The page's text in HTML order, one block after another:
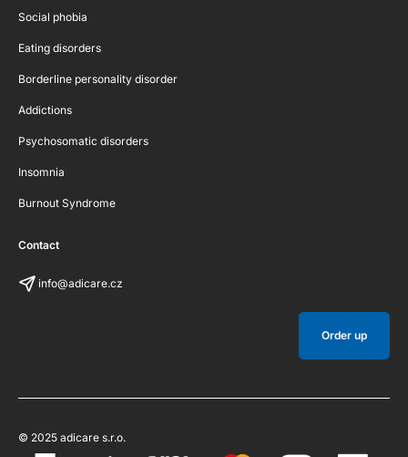
Social phobia
Eating disorders
Borderline personality disorder
Addictions
Psychosomatic disorders
Insomnia
Burnout Syndrome
Contact
info@adicare.cz
Order up
© 2025 adicare s.r.o.